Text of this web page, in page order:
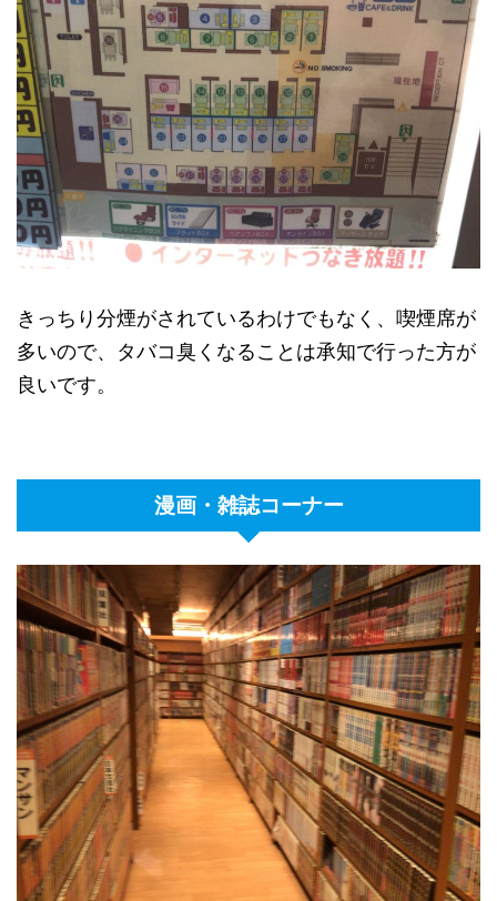
きっちり分煙がされているわけでもなく、喫煙席が
多いので、タバコ臭くなることは承知で行った方が
良いです。
漫画・雑誌コーナー